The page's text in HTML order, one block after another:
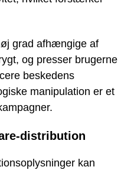
grad afhængige af
og presser brugerne
beskedens
manipulation er et
distribution
kan